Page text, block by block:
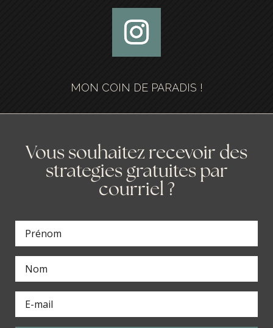
MON COIN DE PARADIS !
Vous souhaitez recevoir des
strategies gratuites par
courriel ?